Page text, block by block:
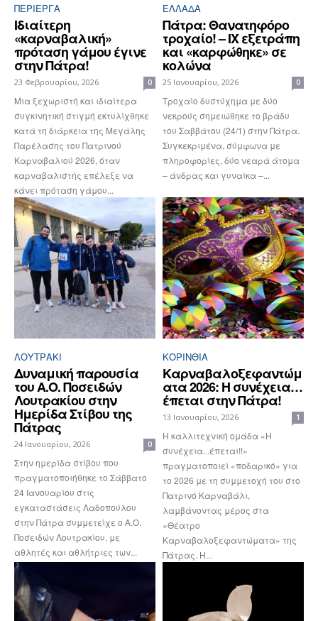
ΠΕΡΊΕΡΓΑ
Ιδιαίτερη
«καρναβαλική»
πρόταση γάμου έγινε
στην Πάτρα!
23 Φεβρουαρίου, 2026 0
Μια ξεχωριστή και ιδιαίτερα
συγκινητική στιγμή εκτυλίχθηκε
κατά τη διάρκεια της Μεγάλης
Παρέλασης του Πατρινού
Καρναβαλιού 2026, όταν
καρναβαλιστής επέλεξε να
κάνει πρόταση γάμου...
ΕΛΛΆΔΑ
Πάτρα: Θανατηφόρο
τροχαίο! – ΙΧ εξετράπη
και «καρφώθηκε» σε
κολώνα
25 Ιανουαρίου, 2026 0
Τροχαίο δυστύχημα με δύο
νεκρούς σημειώθηκε το βράδυ
του Σαββάτου (24/1) στην Πάτρα.
Συγκεκριμένα, σύμφωνα με
πληροφορίες, δύο νεαρά άτομα
– άνδρας και γυναίκα –...
ΛΟΥΤΡΆΚΙ
Δυναμική παρουσία
του Α.Ο. Ποσειδών
Λουτρακίου στην
Ημερίδα Στίβου της
Πάτρας
24 Ιανουαρίου, 2026 0
Στην ημερίδα στίβου που
πραγματοποιήθηκε το Σάββατο
24 Ιανουαρίου στις
εγκαταστάσεις Λαδοπούλου
στην Πάτρα συμμετείχε ο Α.Ο.
Ποσειδών Λουτρακίου, με
αθλητές και αθλήτριες των...
ΚΟΡΙΝΘΊΑ
Καρναβαλοξεφαντώμ
ατα 2026: Η συνέχεια…
έπεται στην Πάτρα!
13 Ιανουαρίου, 2026 1
Η καλλιτεχνική ομάδα «Η
συνέχεια...έπεται!!»
πραγματοποιεί «ποδαρικό» για
το 2026 με τη συμμετοχή του στο
Πατρινό Καρναβάλι,
λαμβάνοντας μέρος στα
«Θέατρο
Καρναβαλοξεφαντώματα» της
Πάτρας. Η...